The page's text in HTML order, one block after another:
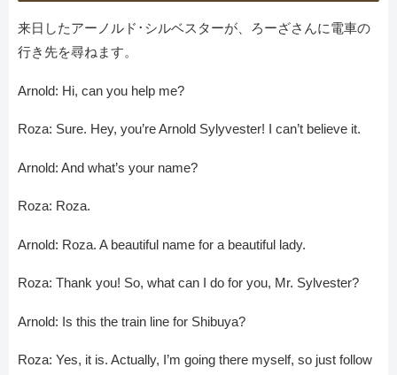
来日したアーノルド･シルベスターが、ろーざさんに電車の
行き先を尋ねます。
Arnold: Hi, can you help me?
Roza: Sure. Hey, you’re Arnold Sylyvester! I can’t believe it.
Arnold: And what’s your name?
Roza: Roza.
Arnold: Roza. A beautiful name for a beautiful lady.
Roza: Thank you! So, what can I do for you, Mr. Sylvester?
Arnold: Is this the train line for Shibuya?
Roza: Yes, it is. Actually, I’m going there myself, so just follow